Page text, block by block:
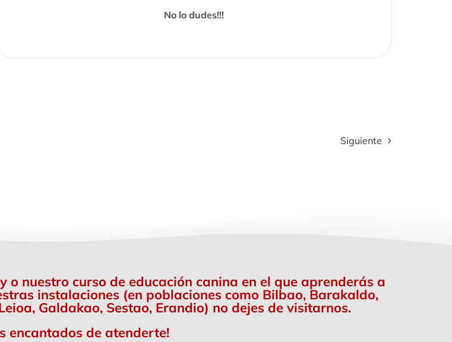
No lo dudes!!!
Siguiente
nuestro curso de educación canina en el que aprenderás a
instalaciones (en poblaciones como Bilbao, Barakaldo,
Galdakao, Sestao, Erandio) no dejes de visitarnos.
encantados de atenderte!